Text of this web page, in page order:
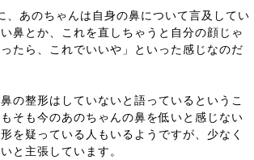
、あのちゃんは自身の鼻について言及してい
鼻とか、これを直しちゃうと自分の顔じゃ
たら、これでいいや」といった感じなのだ
の整形はしていないと語っているというこ
そも今のあのちゃんの鼻を低いと感じない
を疑っている人もいるようですが、少なく
と主張しています。